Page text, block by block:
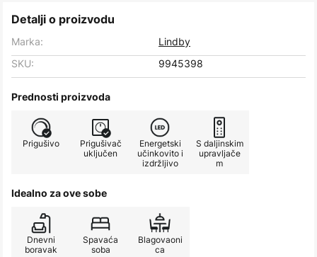
Detalji o proizvodu
Marka:
Lindby
SKU:
9945398
Prednosti proizvoda
Prigušivo
Prigušivač
uključen
Energetski
učinkovito i
izdržljivo
S daljinskim
upravljače
m
Idealno za ove sobe
Dnevni
boravak
Spavaća
soba
Blagovaoni
ca